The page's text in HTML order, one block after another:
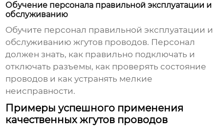
Обучение персонала правильной эксплуатации и
обслуживанию
Обучите персонал правильной эксплуатации и
обслуживаниюжгутов проводов. Персонал
должен знать, как правильно подключать и
отключать разъемы, как проверять состояние
проводов и как устранять мелкие
неисправности.
Примеры успешного применения
качественных жгутов проводов